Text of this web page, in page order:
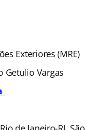
Exteriores (MRE)
Getulio Vargas